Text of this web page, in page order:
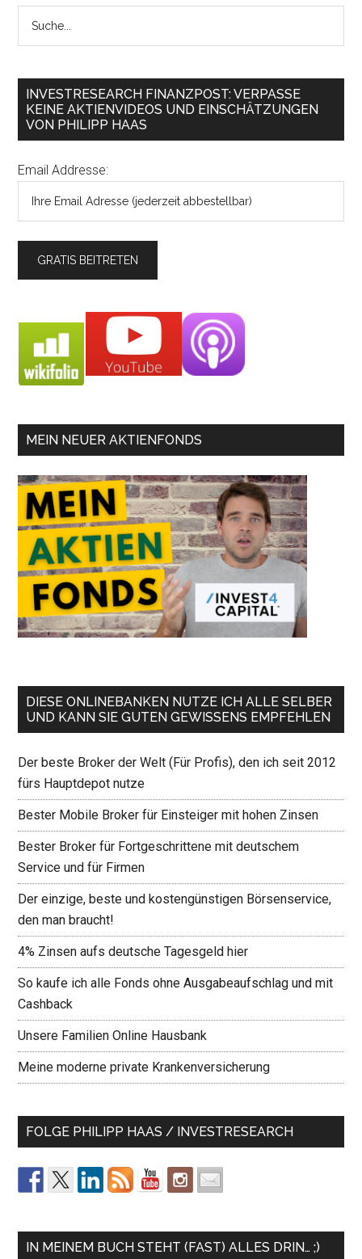
INVESTRESEARCH FINANZPOST: VERPASSE
KEINE AKTIENVIDEOS UND EINSCHÄTZUNGEN
VON PHILIPP HAAS
Email Addresse:
MEIN NEUER AKTIENFONDS
DIESE ONLINEBANKEN NUTZE ICH ALLE SELBER
UND KANN SIE GUTEN GEWISSENS EMPFEHLEN
Der beste Broker der Welt (Für Profis), den ich seit 2012
fürs Hauptdepot nutze
Bester Mobile Broker für Einsteiger mit hohen Zinsen
Bester Broker für Fortgeschrittene mit deutschem
Service und für Firmen
Der einzige, beste und kostengünstigen Börsenservice,
den man braucht!
4% Zinsen aufs deutsche Tagesgeld hier
So kaufe ich alle Fonds ohne Ausgabeaufschlag und mit
Cashback
Unsere Familien Online Hausbank
Meine moderne private Krankenversicherung
FOLGE PHILIPP HAAS / INVESTRESEARCH
IN MEINEM BUCH STEHT (FAST) ALLES DRIN… ;)